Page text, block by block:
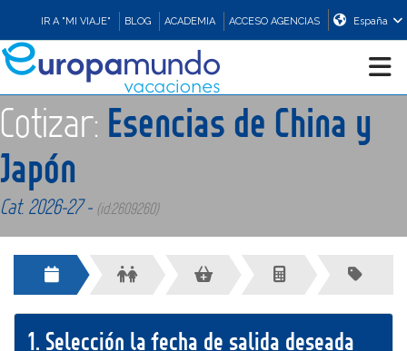
IR A "MI VIAJE" BLOG ACADEMIA ACCESO AGENCIAS España
CRUCEROS
PROMOCIONES
Cotizar: Esencias de China y
Japón
Cat. 2026-27 - (id:2609260)
1. Selección la fecha de salida deseada